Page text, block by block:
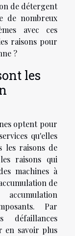
de détergent
de nombreux
avec ces
raisons pour
?
les
optent pour
qu'elles
les raisons de
raisons qui
machines à
de
Par
défaillances
en savoir plus